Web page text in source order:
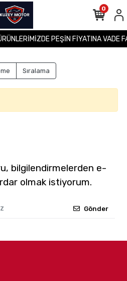
PEŞİN FİYATINA VADE
0
Sıralama
bilgilendirmelerden e-
olmak istiyorum.
Gönder